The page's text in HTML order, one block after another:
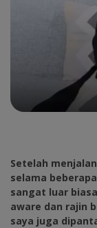
Setelah
selama
sangat luar
aware dan rajin
saya juga